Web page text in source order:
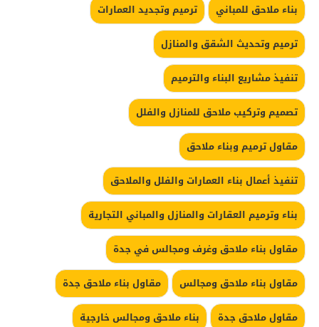
بناء ملاحق للمباني
ترميم وتجديد العمارات
ترميم وتحديث الشقق والمنازل
تنفيذ مشاريع البناء والترميم
تصميم وتركيب ملاحق للمنازل والفلل
مقاول ترميم وبناء ملاحق
تنفيذ أعمال بناء العمارات والفلل والملاحق
بناء وترميم العقارات والمنازل والمباني التجارية
مقاول بناء ملاحق وغرف ومجالس في جدة
مقاول بناء ملاحق ومجالس
مقاول بناء ملاحق جدة
مقاول ملاحق جدة
بناء ملاحق ومجالس خارجية